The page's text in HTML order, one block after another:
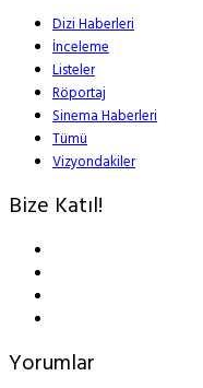
Dizi Haberleri
İnceleme
Listeler
Röportaj
Sinema Haberleri
Tümü
Vizyondakiler
Bize Katıl!
Yorumlar